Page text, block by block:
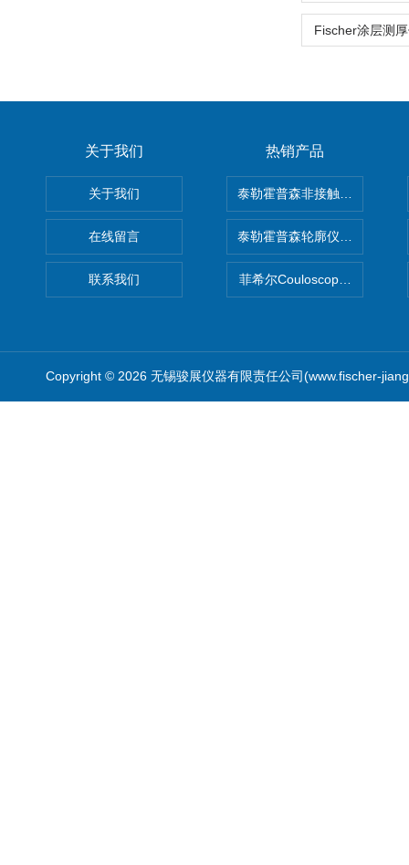
Fischer涂层测
关于我们
关于我们
在线留言
联系我们
热销产品
泰勒霍普森非接触式轮廓仪
泰勒霍普森轮廓仪|TAYLOR
菲希尔Couloscope CMS2电
Copyright © 2026 无锡骏展仪器有限责任公司(www.fischer-